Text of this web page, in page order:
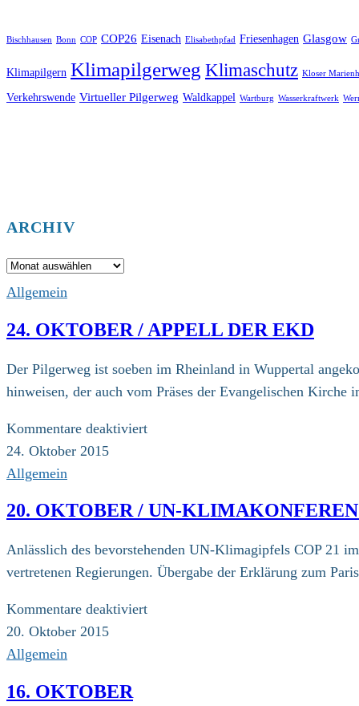
Bischhausen Bonn COP COP26 Eisenach Elisabethpfad Friesenhagen Glasgow
Klimapilgern Klimapilgerweg Klimaschutz Kloser
Verkehrswende Virtueller Pilgerweg Waldkappel Wartburg Wasserkraftwerk
ARCHIV
Archiv
Allgemein
24. OKTOBER / APPELL DER EKD
Der Pilgerweg ist soeben im Rheinland in Wuppertal
hinweisen, der auch vom Präses der Evangelischen
Kommentare deaktiviertfür
Appell
EKD
24. Oktober 2015
Allgemein
20. OKTOBER / UN-
Anlässlich des bevorstehenden UN-Klimagipfels COP 21
vertretenen Regierungen. Übergabe der Erklärung zum
Kommentare deaktiviertfür
20. Oktober 2015
Allgemein
16. OKTOBER